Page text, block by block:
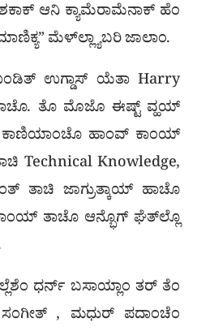
ಆನಿ ಕ್ಯಾಮೆರಾಮೆನಾಕ್ ಹೆಂ
ಮೆಳ್‌ಲ್ಲ್ಯಾಬರಿ ಜಾಲಾಂ.
ಖಂಡಿತ್ ಉಗ್ಡಾಸ್ ಯೆತಾ Harry
ತೊ ಮೊಜೊ ಈಷ್ಟ್ ವ್ಹಯ್
ಕಾಣಿಯಾಂಚೊ ಹಾಂವ್ ಕಾಂಯ್
Technical Knowledge,
ತಾಚಿ ಜಾಗ್ರುತ್ಕಾಯ್ ಹಾಚೊ
ತಾಚೊ ಆನ್ಭೊಗ್ ಘೆತ್‌ಲ್ಲೊ
ಧರ್ನ್ ಬಸಾಯ್ಲಾಂ ತರ್ ತೆಂ
, ಮಧುರ್ ಪದಾಂಚೆಂ